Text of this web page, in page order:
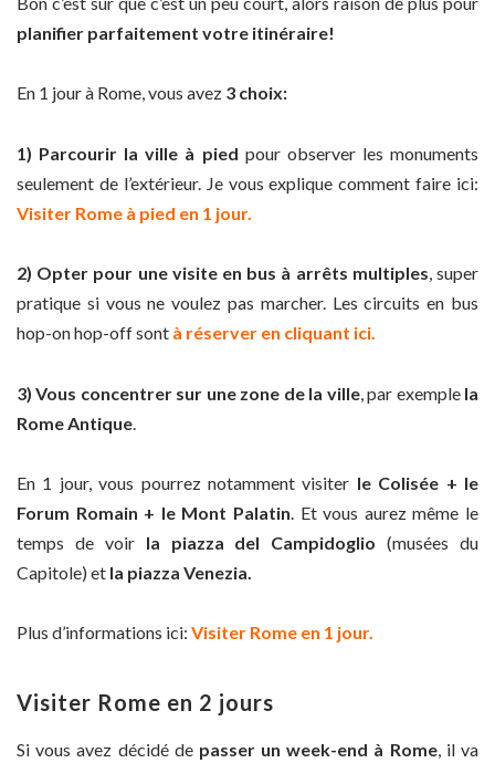
planifier parfaitement votre itinéraire!
En 1 jour à Rome, vous avez 3 choix:
1) Parcourir la ville à pied pour observer les monuments
seulement de l’extérieur. Je vous explique comment faire ici:
Visiter Rome à pied en 1 jour.
2) Opter pour une visite en bus à arrêts multiples, super
pratique si vous ne voulez pas marcher. Les circuits en bus
hop-on hop-off sont à réserver en cliquant ici.
3) Vous concentrer sur une zone de la ville, par exemple la
Rome Antique
En 1 jour, vous pourrez notamment visiter le Colisée + le
Forum Romain + le Mont Palatin. Et vous aurez même le
temps de voir la piazza del Campidoglio (musées du
Capitole) et la piazza Venezia.
Plus d’informations ici: Visiter Rome en 1 jour.
Visiter Rome en 2 jours
Si vous avez décidé de passer un week-end à Rome, il va